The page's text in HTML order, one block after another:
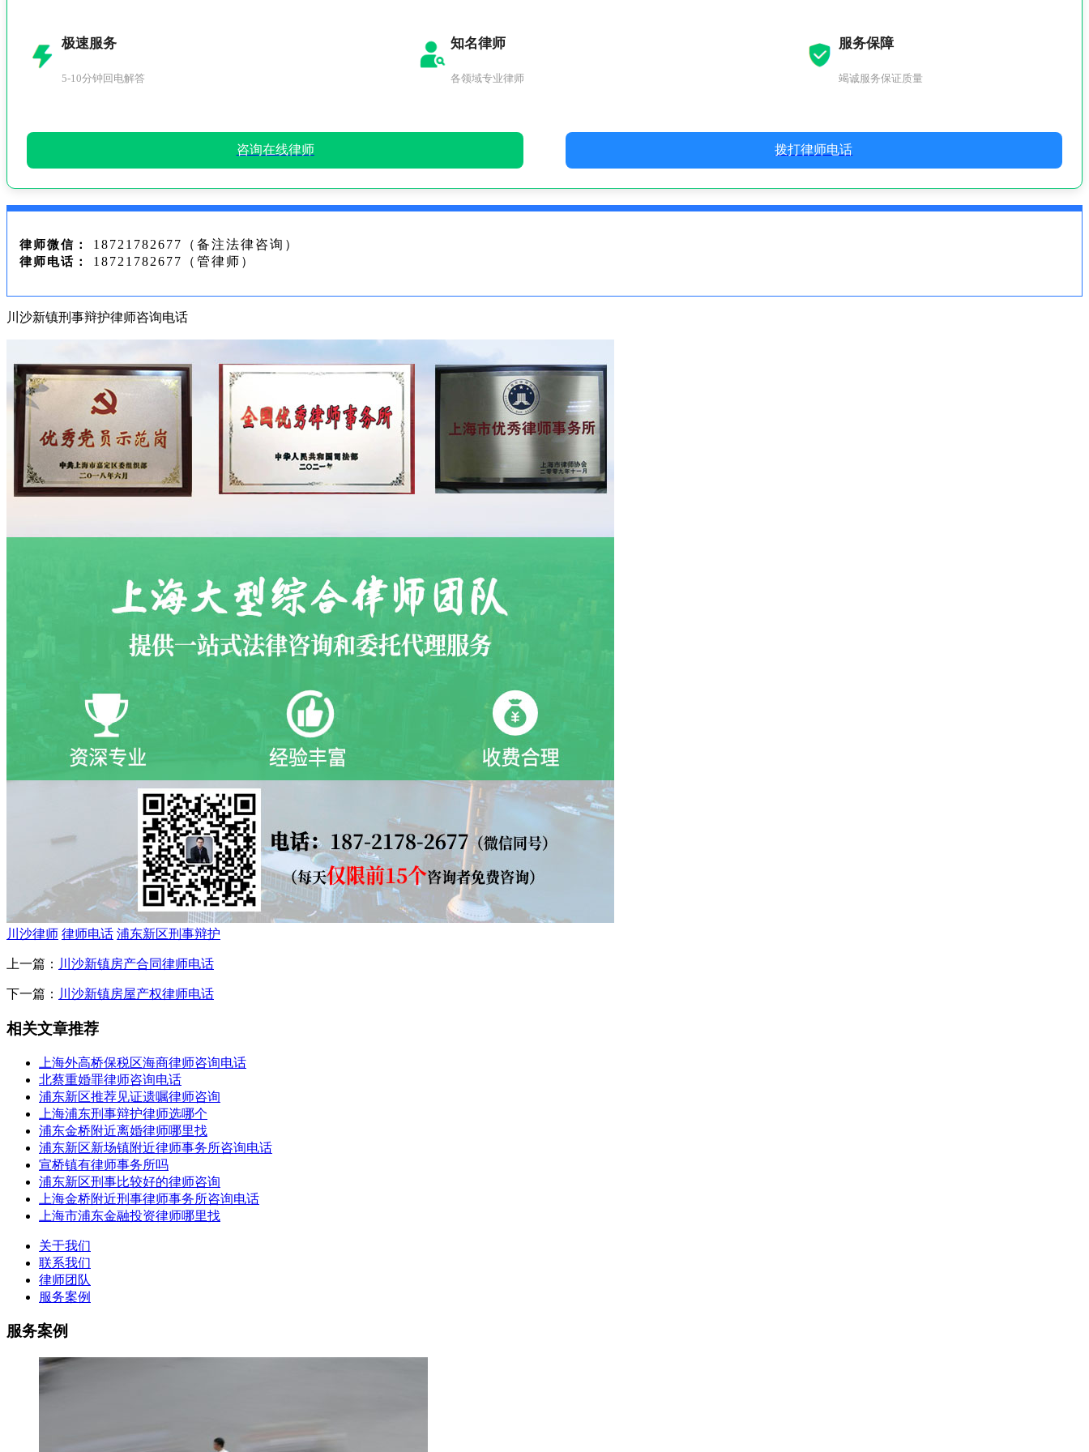
极速服务
5-10分钟回电解答
知名律师
各领域专业律师
服务保障
竭诚服务保证质量
咨询在线律师 拨打律师电话
律师微信： 18721782677（备注法律咨询）
律师电话： 18721782677（管律师）
川沙新镇刑事辩护律师咨询电话
川沙律师 律师电话 浦东新区刑事辩护
上一篇： 川沙新镇房产合同律师电话
下一篇： 川沙新镇房屋产权律师电话
相关文章推荐
上海外高桥保税区海商律师咨询电话
北蔡重婚罪律师咨询电话
浦东新区推荐见证遗嘱律师咨询
上海浦东刑事辩护律师选哪个
浦东金桥附近离婚律师哪里找
浦东新区新场镇附近律师事务所咨询电话
宣桥镇有律师事务所吗
浦东新区刑事比较好的律师咨询
上海金桥附近刑事律师事务所咨询电话
上海市浦东金融投资律师哪里找
关于我们
联系我们
律师团队
服务案例
服务案例